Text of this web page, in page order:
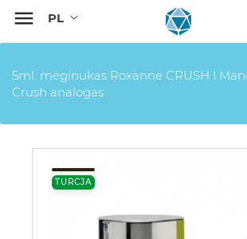

5ml. mėginukas Roxanne CRUSH I
Crush analogas
TURCJA